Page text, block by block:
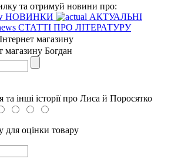
та отримуй новини про:
НОВИНКИ
АКТУАЛЬНІ
СТАТТІ ПРО ЛІТЕРАТУРУ
магазину
магазину Богдан
інші історії про Лиса й Поросятко
для оцінки товару